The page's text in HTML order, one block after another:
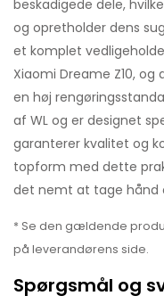
beskadigede dele,
og opretholder dens
et komplet
Xiaomi Dreame Z10,
en høj
af WL og er designet
garanterer kvalitet og
topform med dette
det nemt at tage hånd
* Se den gældende
på leverandørens side.
Spørgsmål og